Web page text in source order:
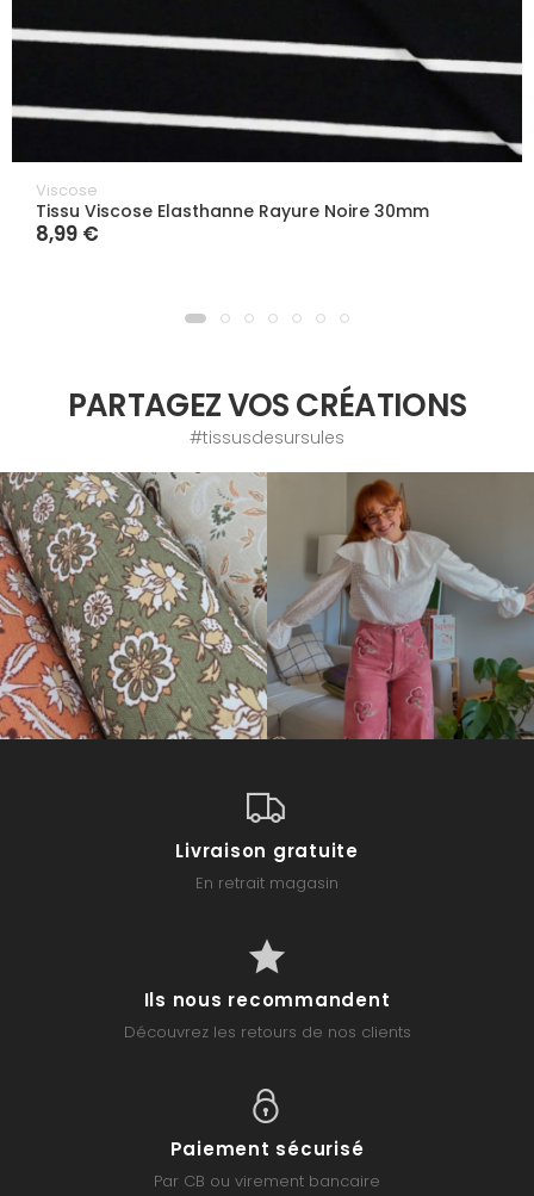
Viscose
Tissu Viscose Elasthanne Rayure Noire 30mm
8,99 €
PARTAGEZ VOS CRÉATIONS
#tissusdesursules
Livraison gratuite
En retrait magasin
Ils nous recommandent
Découvrez les retours de nos clients
Paiement sécurisé
Par CB ou virement bancaire